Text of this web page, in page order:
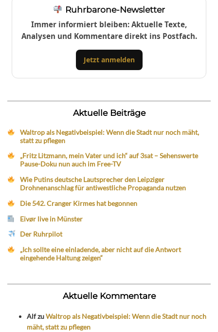
Ruhrbarone-Newsletter
Immer informiert bleiben: Aktuelle Texte,
Analysen und Kommentare direkt ins Postfach.
Jetzt anmelden
Aktuelle Beiträge
Waltrop als Negativbeispiel: Wenn die Stadt nur noch mäht,
statt zu pflegen
„Fritz Litzmann, mein Vater und ich“ auf 3sat – Sehenswerte
Pause-Doku nun auch im Free-TV
Wie Putins deutsche Lautsprecher den Leipziger
Drohnenanschlag für antiwestliche Propaganda nutzen
Die 542. Cranger Kirmes hat begonnen
Eivør live in Münster
Der Ruhrpilot
„Ich sollte eine einladende, aber nicht auf die Antwort
eingehende Haltung zeigen“
Aktuelle Kommentare
AlfzuWaltrop als Negativbeispiel: Wenn die Stadt nur noch
mäht, statt zu pflegen